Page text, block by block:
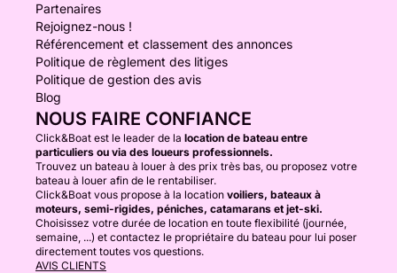
Partenaires
Rejoignez-nous !
Référencement et classement des annonces
Politique de règlement des litiges
Politique de gestion des avis
Blog
NOUS FAIRE CONFIANCE
Click&Boat est le leader de la location de bateau entre
particuliers ou via des loueurs professionnels.
Trouvez un bateau à louer à des prix très bas, ou proposez votre
bateau à louer afin de le rentabiliser.
Click&Boat vous propose à la location voiliers, bateaux à
moteurs, semi-rigides, péniches, catamarans et jet-ski.
Choisissez votre durée de location en toute flexibilité (journée,
semaine, ...) et contactez le propriétaire du bateau pour lui poser
directement toutes vos questions.
AVIS CLIENTS